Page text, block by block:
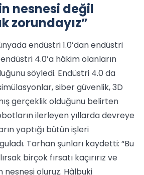
nesnesi değil
zorundayız”
endüstri 1.0’dan endüstri
4.0’a hâkim olanların
söyledi. Endüstri 4.0 da
siber güvenlik, 3D
gerçeklik olduğunu belirten
ilerleyen yıllarda devreye
yaptığı bütün işleri
Tarhan şunları kaydetti: “Bu
birçok fırsatı kaçırırız ve
oluruz. Hâlbuki